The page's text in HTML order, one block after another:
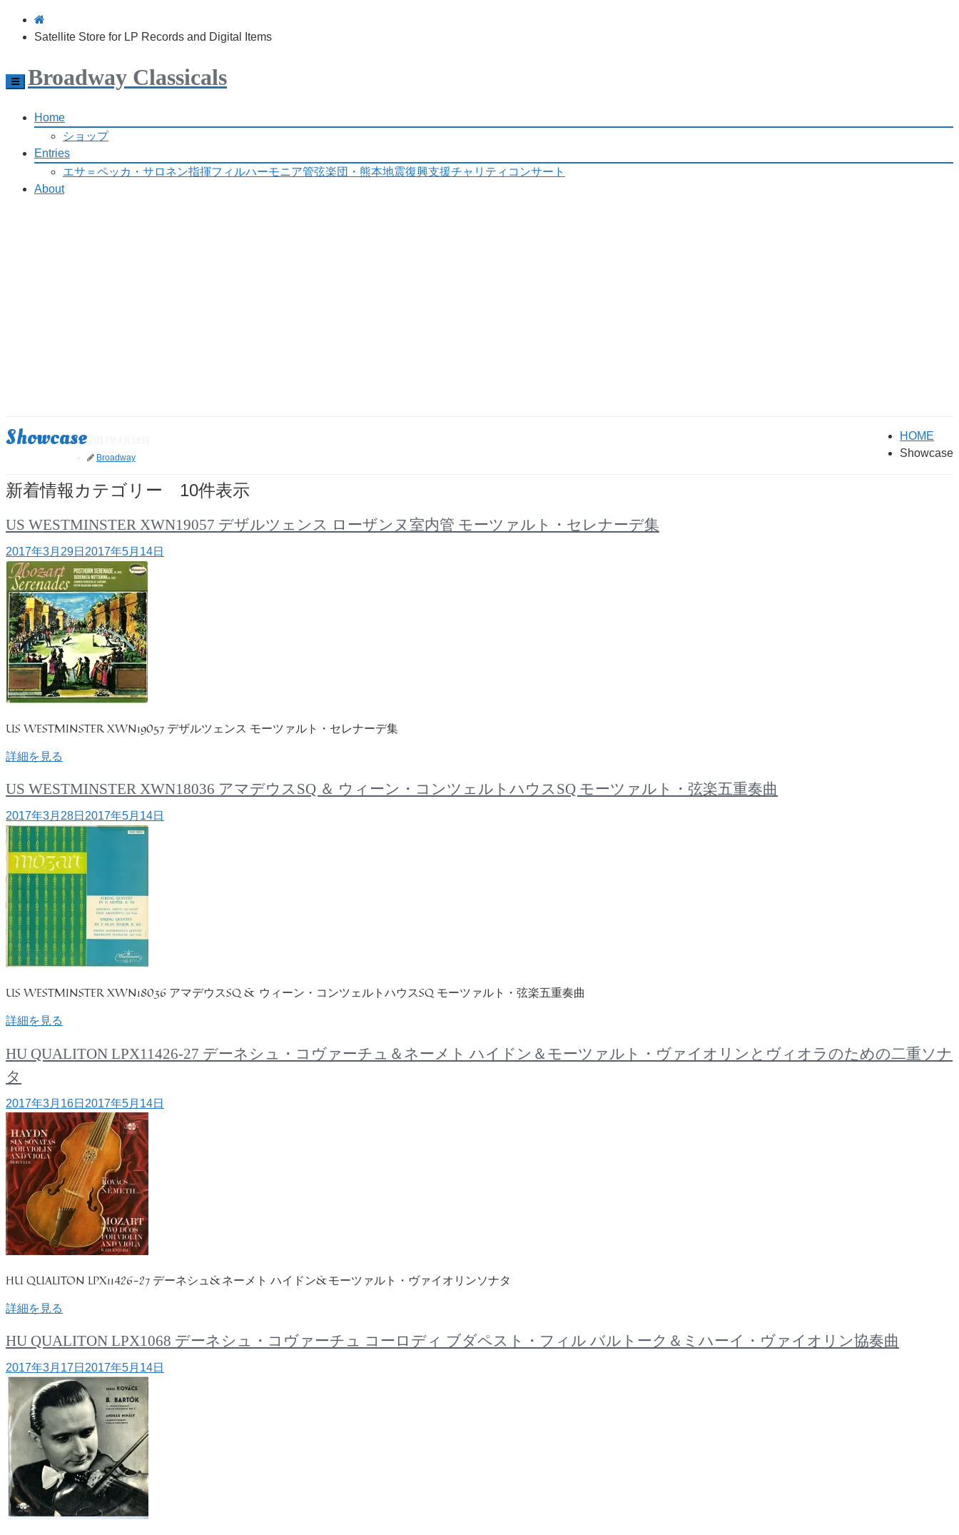
Satellite Store for LP Records and Digital Items
Toggle
navigation
Broadway Classicals
Home
ショップ
Entries
エサ＝ペッカ・サロネン指揮フィルハーモニア管弦楽団・熊本地震復興支援チャリティコンサート
About
Showcase
HOME
Showcase
Broadway
新着情報カテゴリー 10件表示
US WESTMINSTER XWN19057 デザルツェンス ローザンヌ室内管 モーツァルト・セレナーデ集
2017年3月29日 2017年5月14日
US WESTMINSTER XWN19057 デザルツェンス モーツァルト・セレナーデ集
詳細を見る
US WESTMINSTER XWN18036 アマデウスSQ ＆ ウィーン・コンツェルトハウスSQ モーツァルト・弦楽五重奏曲
2017年3月28日 2017年5月14日
US WESTMINSTER XWN18036 アマデウスSQ & ウィーン・コンツェルトハウスSQ モーツァルト・弦楽五重奏曲
詳細を見る
HU QUALITON LPX11426-27 デーネシュ・コヴァーチュ＆ネーメト ハイドン＆モーツァルト・ヴァイオリンとヴィオラのための二重ソナ
タ
2017年3月16日 2017年5月14日
HU QUALITON LPX11426-27 デーネシュ&ネーメト ハイドン&モーツァルト・ヴァイオリンソナタ
詳細を見る
HU QUALITON LPX1068 デーネシュ・コヴァーチュ コーロディ ブダペスト・フィル バルトーク＆ミハーイ・ヴァイオリン協奏曲
2017年3月17日 2017年5月14日